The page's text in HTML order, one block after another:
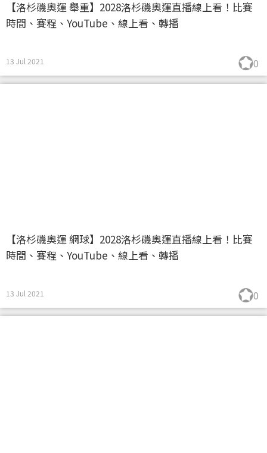
【洛杉磯奧運 舉重】2028洛杉磯奧運直播線上看！比賽
時間、賽程、YouTube、線上看、轉播
13 Jul 2021 0
【洛杉磯奧運 網球】2028洛杉磯奧運直播線上看！比賽
時間、賽程、YouTube、線上看、轉播
13 Jul 2021 0